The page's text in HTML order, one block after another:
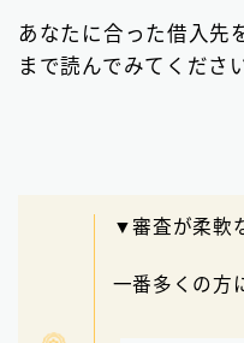
大手消費者金融で借りる
あなたに合った借入先
まで読んでみてくださ
▼審査が柔軟
一番多くの方